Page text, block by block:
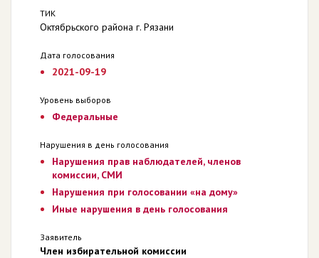
ТИК
Октябрьского района г. Рязани
Дата голосования
2021-09-19
Уровень выборов
Федеральные
Нарушения в день голосования
Нарушения прав наблюдателей, членов
комиссии, СМИ
Нарушения при голосовании «на дому»
Иные нарушения в день голосования
Заявитель
Член избирательной комиссии